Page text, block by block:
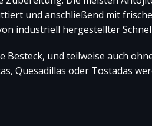
und anschließend mit
industriell hergestellter
Besteck, und teilweise auch
Quesadillas oder Tostadas